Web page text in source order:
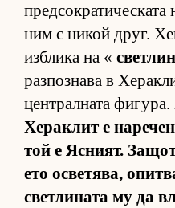
ним с ни­кой друг.
из­б­лика на «
раз­поз­нава в
цен­т­рал­ната
Хе­рак­лит е
той е Яс­ни­ят.
ето ос­ве­тя­ва,
свет­ли­ната му да